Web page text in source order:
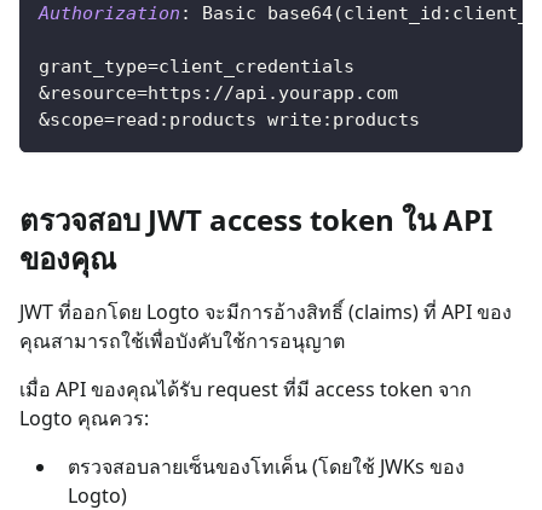
Authorization : Basic
grant_type=client_credentials
&resource=https://api.yourapp.com
&scope=read:products write:products
ตรวจสอบ JWT access token ใน API
ของคุณ
JWT ที่ออกโดย Logto จะมีการอ้างสิทธิ์ (claims) ที่ API ของ
คุณสามารถใช้เพื่อบังคับใช้การอนุญาต
เมื่อ API ของคุณได้รับ request ที่มี access token จาก
Logto คุณควร:
ตรวจสอบลายเซ็นของโทเค็น (โดยใช้ JWKs ของ
Logto)